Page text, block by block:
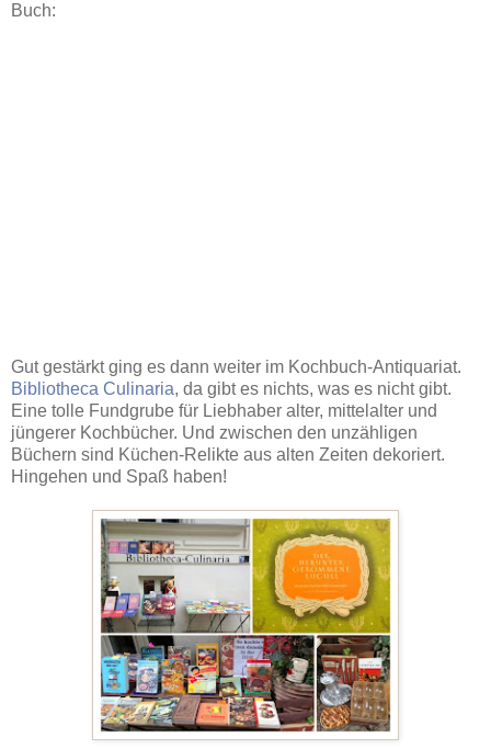
Buch:
Gut gestärkt ging es dann weiter im Kochbuch-Antiquariat.
Bibliotheca Culinaria, da gibt es nichts, was es nicht gibt.
Eine tolle Fundgrube für Liebhaber alter, mittelalter und
jüngerer Kochbücher. Und zwischen den unzähligen
Büchern sind Küchen-Relikte aus alten Zeiten dekoriert.
Hingehen und Spaß haben!